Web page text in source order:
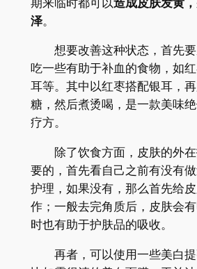
泽。
想要改善这种状态，首先要
吃一些有助于补血的食物，如
耳等。其中以红枣搭配银耳，
糖，然后煮烫喝，是一款美味
疗方。
除了饮食方面，皮肤的外在
要的，首先看自己之前有没有
护理，如果没有，那么首先给
作；一般去完角质后，皮肤会
时也有助于护肤品的吸收。
再者，可以使用一些美白提